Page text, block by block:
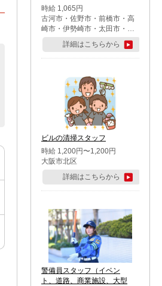
時給 1,065円
古河市・佐野市・前橋市・高
崎市・伊勢崎市・太田市・館
林市・藤岡市・大泉町・さい
たま市北区・川越市・熊谷
市・行田市・秩父市・所沢
市・鶴ケ島市・千葉市中央
区・市川市・松戸市・習志野
市・柏市・流山市・八千代
市・足立区・江戸川区・八王
子市・町田市
詳細はこちらから
ビルの清掃スタッフ
時給 1,200円〜1,200円
大阪市北区
詳細はこちらから
警備員スタッフ（イベン
ト、道路、商業施設、大型